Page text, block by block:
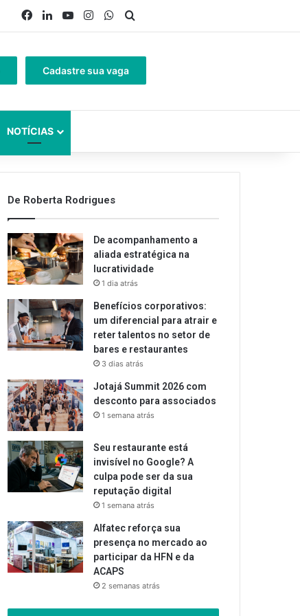
Facebook
LinkedinYouTubeInstagramWhatsApp
Cadastre sua vaga
NOTÍCIAS
De Roberta Rodrigues
De acompanhamento a
aliada estratégica na
lucratividade
1 dia atrás
Benefícios corporativos:
um diferencial para atrair e
reter talentos no setor de
bares e restaurantes
3 dias atrás
Jotajá Summit 2026 com
desconto para associados
1 semana atrás
Seu restaurante está
invisível no Google? A
culpa pode ser da sua
reputação digital
1 semana atrás
Alfatec reforça sua
presença no mercado ao
participar da HFN e da
ACAPS
2 semanas atrás